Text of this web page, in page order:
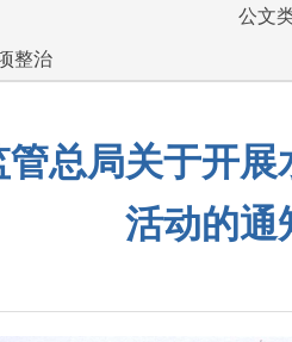
整治
公文
总局关于开展
活动的通